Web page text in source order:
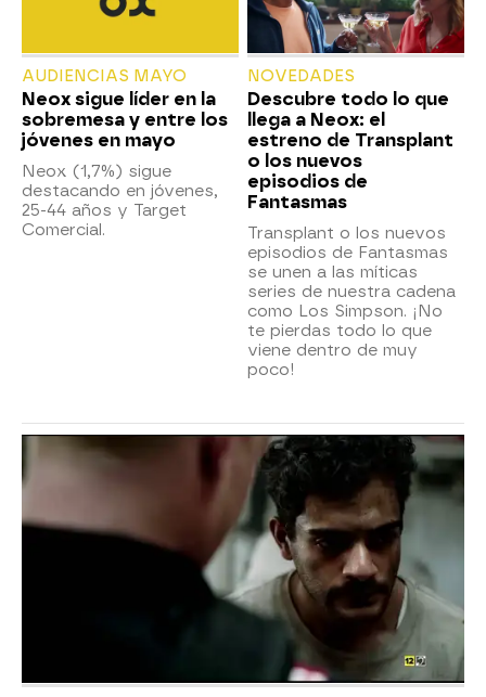
AUDIENCIAS MAYO
Neox sigue líder en la
sobremesa y entre los
jóvenes en mayo
Neox (1,7%) sigue
destacando en jóvenes,
25-44 años y Target
Comercial.
NOVEDADES
Descubre todo lo que
llega a Neox: el
estreno de Transplant
o los nuevos
episodios de
Fantasmas
Transplant o los nuevos
episodios de Fantasmas
se unen a las míticas
series de nuestra cadena
como Los Simpson. ¡No
te pierdas todo lo que
viene dentro de muy
poco!